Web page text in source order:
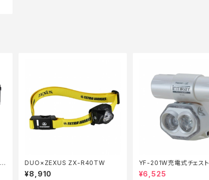
DUO×ZEXUS ZX-R40TW
¥8,910
YF-201W充電式チェスト
ワイト【特価装備】【50】
¥6,525